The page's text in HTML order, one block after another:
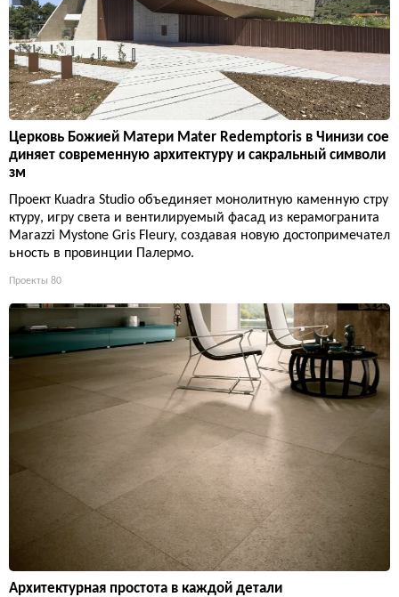
Церковь Божией Матери Mater Redemptoris в Чинизи сое
диняет современную архитектуру и сакральный символи
зм
Проект Kuadra Studio объединяет монолитную каменную стру
ктуру, игру света и вентилируемый фасад из керамогранита
Marazzi Mystone Gris Fleury, создавая новую достопримечател
ьность в провинции Палермо.
Проекты 80
Архитектурная простота в каждой детали